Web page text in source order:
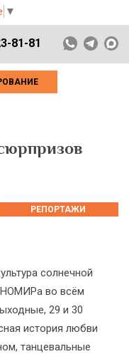
▼
81-81
РЕПОРТАЖИ
солнечной
во всём
29 и 30
история любви
танцевальные